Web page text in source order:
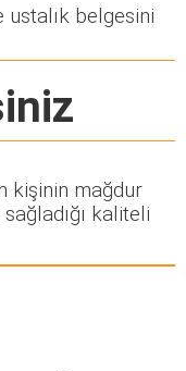
ustalık belgesini
kişinin mağdur
kaliteli